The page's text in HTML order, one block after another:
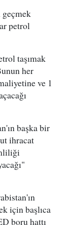
petrol
taşımak
her
ve 1
başka bir
ihracat
için başlıca
boru hattı